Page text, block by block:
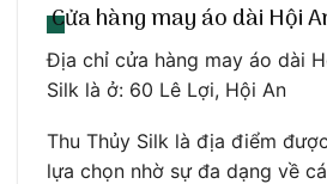
Cửa hàng may áo dài Hội
Địa chỉ cửa hàng may áo dài
Silk là ở: 60 Lê Lợi, Hội An
Thu Thủy Silk là địa điểm
lựa chọn nhờ sự đa dạng về